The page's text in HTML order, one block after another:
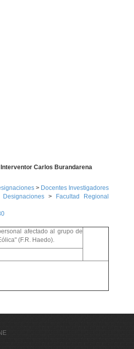
Carlos Burandarena
> Docentes Investigadores
Designaciones >
Facultad Regional
afectado al grupo de
(F.R. Haedo).